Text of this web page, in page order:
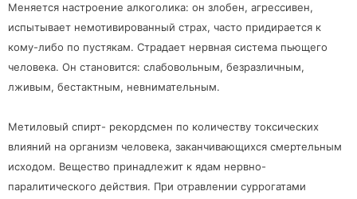
Меняется настроение алкоголика: он злобен, агрессивен,
испытывает немотивированный страх, часто придирается к
кому-либо по пустякам. Страдает нервная система пьющего
человека. Он становится: слабовольным, безразличным,
лживым, бестактным, невнимательным.
Метиловый спирт- рекордсмен по количеству токсических
влияний на организм человека, заканчивающихся смертельным
исходом. Вещество принадлежит к ядам нервно-
паралитического действия. При отравлении суррогатами